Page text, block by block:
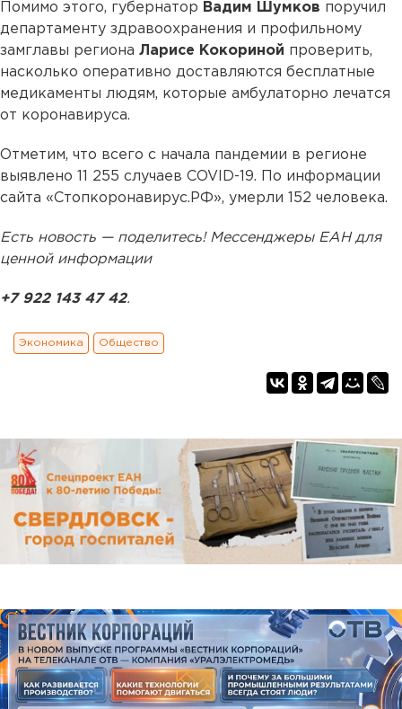
Помимо этого, губернатор Вадим Шумков поручил
департаменту здравоохранения и профильному
замглавы региона Ларисе Кокориной проверить,
насколько оперативно доставляются бесплатные
медикаменты людям, которые амбулаторно лечатся
от коронавируса.
Отметим, что всего с начала пандемии в регионе
выявлено 11 255 случаев COVID-19. По информации
сайта «Стопкоронавирус.РФ», умерли 152 человека.
Есть новость — поделитесь! Мессенджеры ЕАН для
ценной информации
+7 922 143 47 42.
Экономика Общество